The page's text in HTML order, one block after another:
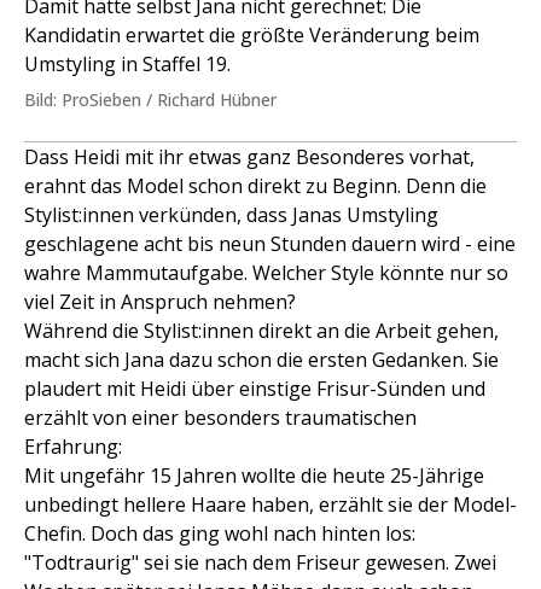
Damit hätte selbst Jana nicht gerechnet: Die
Kandidatin erwartet die größte Veränderung beim
Umstyling in Staffel 19.
Bild: ProSieben / Richard Hübner
Dass Heidi mit ihr etwas ganz Besonderes vorhat,
erahnt das Model schon direkt zu Beginn. Denn die
Stylist:innen verkünden, dass Janas Umstyling
geschlagene acht bis neun Stunden dauern wird - eine
wahre Mammutaufgabe. Welcher Style könnte nur so
viel Zeit in Anspruch nehmen?
Während die Stylist:innen direkt an die Arbeit gehen,
macht sich Jana dazu schon die ersten Gedanken. Sie
plaudert mit Heidi über einstige Frisur-Sünden und
erzählt von einer besonders traumatischen
Erfahrung:
Mit ungefähr 15 Jahren wollte die heute 25-Jährige
unbedingt hellere Haare haben, erzählt sie der Model-
Chefin. Doch das ging wohl nach hinten los:
"Todtraurig" sei sie nach dem Friseur gewesen. Zwei